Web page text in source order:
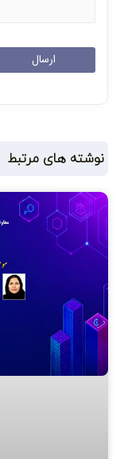
نوشته های مرتبط